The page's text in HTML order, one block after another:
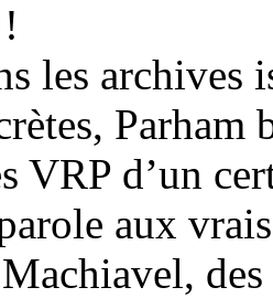
les archives
Parham
VRP d’un
aux